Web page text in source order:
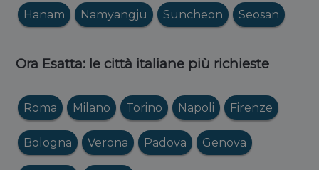
Hanam Namyangju Suncheon Seosan
Ora Esatta: le città italiane più richieste
Roma Milano Torino Napoli Firenze
Bologna Verona Padova Genova